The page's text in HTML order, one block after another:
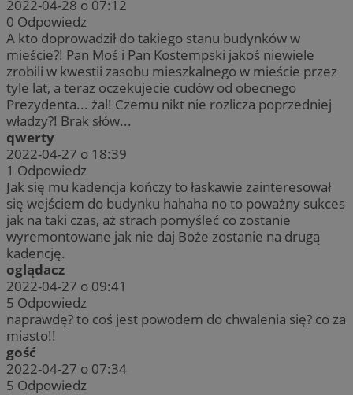
2022-04-28 o 07:12
0 Odpowiedz
A kto doprowadził do takiego stanu budynków w
mieście?! Pan Moś i Pan Kostempski jakoś niewiele
zrobili w kwestii zasobu mieszkalnego w mieście przez
tyle lat, a teraz oczekujecie cudów od obecnego
Prezydenta... żal! Czemu nikt nie rozlicza poprzedniej
władzy?! Brak słów...
qwerty
2022-04-27 o 18:39
1 Odpowiedz
Jak się mu kadencja kończy to łaskawie zainteresował
się wejściem do budynku hahaha no to poważny sukces
jak na taki czas, aż strach pomyśleć co zostanie
wyremontowane jak nie daj Boże zostanie na drugą
kadencję.
oglądacz
2022-04-27 o 09:41
5 Odpowiedz
naprawdę? to coś jest powodem do chwalenia się? co za
miasto!!
gość
2022-04-27 o 07:34
5 Odpowiedz